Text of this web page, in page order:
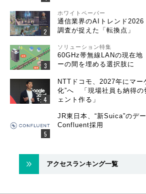
ホワイトペーパー
通信業界のAIトレンド
調査が捉えた「転換点」
ソリューション特集
60GHz帯無線LANの現在
ーの間を埋める選択肢に
NTTドコモ、2027年にマー
化”へ 「現場社員も納得の
ェント作る」
JR東日本、“新Suica”のデ
Confluent採用
アクセスランキング一覧